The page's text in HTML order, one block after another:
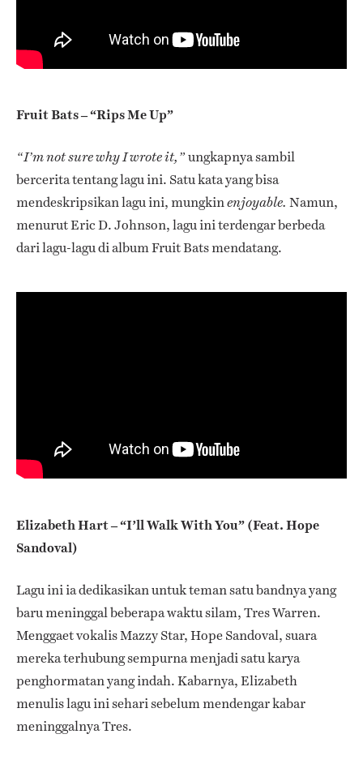
Fruit Bats – “Rips Me Up”
“I’m not sure why I wrote it,” ungkapnya sambil
bercerita tentang lagu ini. Satu kata yang bisa
mendeskripsikan lagu ini, mungkinenjoyable. Namun,
menurut Eric D. Johnson, lagu ini terdengar berbeda
dari lagu-lagu di album Fruit Bats mendatang.
Elizabeth Hart – “I’ll Walk With You” (Feat. Hope
Sandoval)
Lagu ini ia dedikasikan untuk teman satu bandnya yang
baru meninggal beberapa waktu silam, Tres Warren.
Menggaet vokalis Mazzy Star, Hope Sandoval, suara
mereka terhubung sempurna menjadi satu karya
penghormatan yang indah. Kabarnya, Elizabeth
menulis lagu ini sehari sebelum mendengar kabar
meninggalnya Tres.